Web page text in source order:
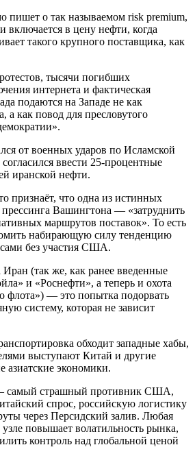
пишет о так называемом risk premium,
включается в цену нефти, когда
такого крупного поставщика, как
тысячи погибших
интернета и фактическая
подаются на Западе не как
а как повод для пресловутого
от военных ударов по Исламской
ввести 25-процентные
иранской нефти.
признаёт, что одна из истинных
Вашингтона — «затруднить
маршрутов поставок». То есть
набирающую силу тенденцию
без участия США.
(так же, как ранее введенные
и «Роснефти», а теперь и охота
флота») — это попытка подорвать
систему, которая не зависит
обходит западные хабы,
выступают Китай и другие
азиатские экономики.
самый страшный противник США,
спрос, российскую логистику
через Персидский залив. Любая
узле повышает волатильность рынка,
контроль над глобальной ценой